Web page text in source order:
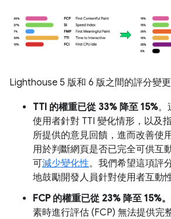
Lighthouse 5 版和 6 版之間的評分變更
TTI 的權重已從 33% 降至 15%。
使用者針對 TTI 變化情形，以及
所提供的意見回饋，進而改善使
用於判斷網頁是否已完全可供互
可減少變化性。我們希望這項評
地鼓勵開發人員針對使用者互動
FCP 的權重已從 23% 降至 15%。
素時進行評估 (FCP) 無法提供完